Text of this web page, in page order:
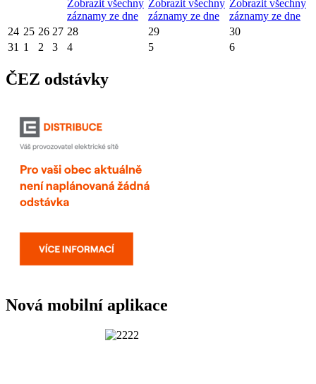
Zobrazit všechny
záznamy ze dne
Zobrazit všechny
záznamy ze dne
Zobrazit všechny
záznamy ze dne
24 25 26 27 28 29
30
31 1 2 3 4 5 6
ČEZ odstávky
Nová mobilní aplikace